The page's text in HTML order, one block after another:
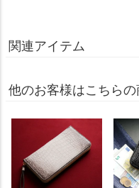
関連アイテム
他のお客様はこちら